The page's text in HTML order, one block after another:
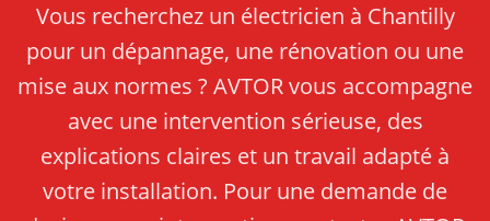
Vous recherchez un électricien à Chantilly
pour un dépannage, une rénovation ou une
mise aux normes ? AVTOR vous accompagne
avec une intervention sérieuse, des
explications claires et un travail adapté à
votre installation. Pour une demande de